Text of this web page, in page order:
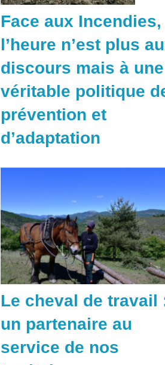
Face aux Incendies,
l’heure n’est plus
discours mais à une
véritable politique
prévention et
d’adaptation
Le cheval de travail
un partenaire au
service de nos